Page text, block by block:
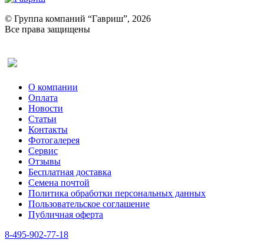
Ревень
Рукола
Рута
Тмин
Трава для чая
Туласи
Укроп
Фенхель пряный
Хризантема овощная
Цикорий пряный
Цикорий салатный (Витлуф)
Черемша
Шпинат
Щавель
Эндивий
Эстрагон
Алтей
© Группа компаний “Гавриш”, 2026
Все права защищены
О компании
Оплата
Новости
Статьи
Контакты
Фотогалерея​
Сервис
Отзывы
Бесплатная доставка
Семена почтой
Политика обработки персональных данных
Пользовательское соглашение
Публичная оферта
8-495-902-77-18